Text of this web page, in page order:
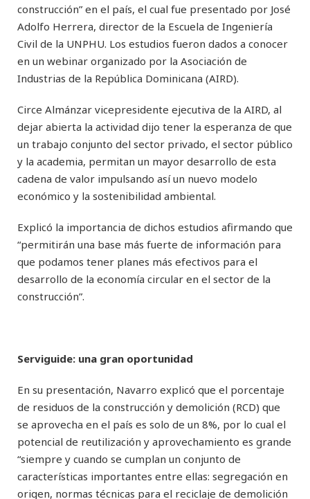
construcción” en el país, el cual fue presentado por José
Adolfo Herrera, director de la Escuela de Ingeniería
Civil de la UNPHU. Los estudios fueron dados a conocer
en un webinar organizado por la Asociación de
Industrias de la República Dominicana (AIRD).
Circe Almánzar vicepresidente ejecutiva de la AIRD, al
dejar abierta la actividad dijo tener la esperanza de que
un trabajo conjunto del sector privado, el sector público
y la academia, permitan un mayor desarrollo de esta
cadena de valor impulsando así un nuevo modelo
económico y la sostenibilidad ambiental.
Explicó la importancia de dichos estudios afirmando que
“permitirán una base más fuerte de información para
que podamos tener planes más efectivos para el
desarrollo de la economía circular en el sector de la
construcción”.
Serviguide: una gran oportunidad
En su presentación, Navarro explicó que el porcentaje
de residuos de la construcción y demolición (RCD) que
se aprovecha en el país es solo de un 8%, por lo cual el
potencial de reutilización y aprovechamiento es grande
“siempre y cuando se cumplan un conjunto de
características importantes entre ellas: segregación en
origen, normas técnicas para el reciclaje de demolición